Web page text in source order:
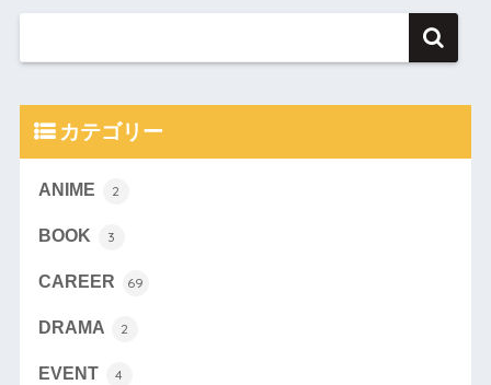
カテゴリー
ANIME 2
BOOK 3
CAREER 69
DRAMA 2
EVENT 4